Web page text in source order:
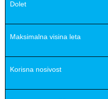
Dolet
Maksimalna visina leta
Korisna nosivost